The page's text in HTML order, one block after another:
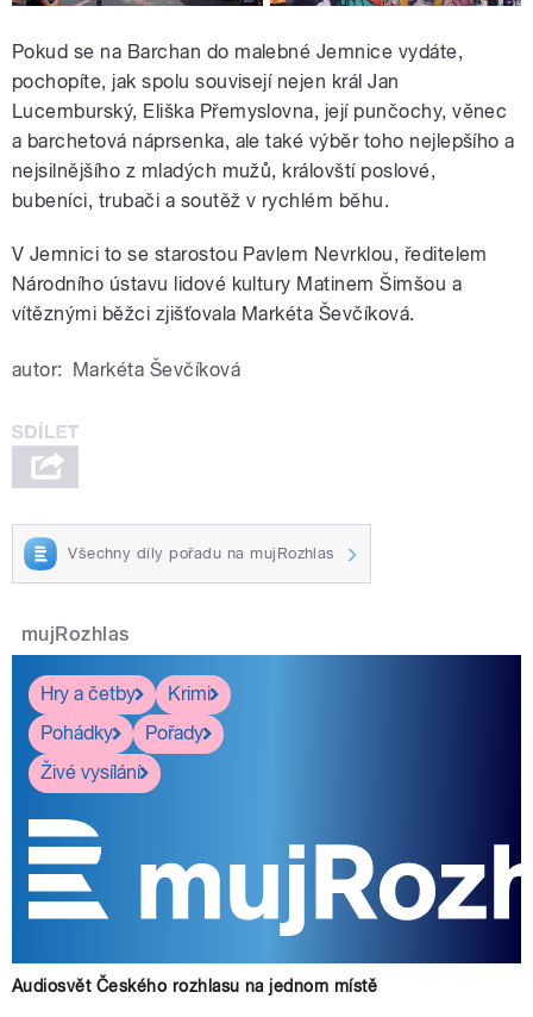
Pokud se na Barchan do malebné Jemnice vydáte,
pochopíte, jak spolu souvisejí nejen král Jan
Lucemburský, Eliška Přemyslovna, její punčochy, věnec
a barchetová náprsenka, ale také výběr toho nejlepšího a
nejsilnějšího z mladých mužů, královští poslové,
bubeníci, trubači a soutěž v rychlém běhu.
V Jemnici to se starostou Pavlem Nevrklou, ředitelem
Národního ústavu lidové kultury Matinem Šimšou a
vítěznými běžci zjišťovala Markéta Ševčíková.
autor: Markéta Ševčíková
Všechny díly pořadu na mujRozhlas
mujRozhlas
Hry a četby
Krimi
Pohádky
Pořady
Živé vysílání
Audiosvět Českého rozhlasu na jednom místě